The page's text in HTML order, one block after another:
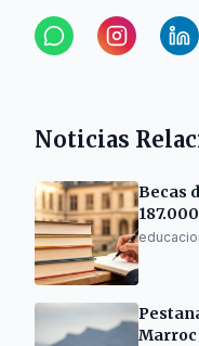
Noticias
Becas
Marroc